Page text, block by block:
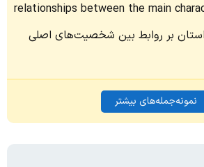
relationships between the main
بر روابط بین شخصیت‌های اصلی
نمونه‌جمله‌های بیشتر